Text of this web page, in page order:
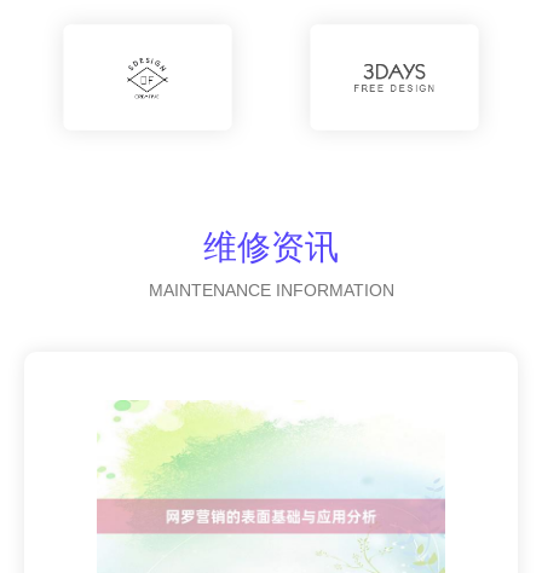
维修资讯
MAINTENANCE INFORMATION